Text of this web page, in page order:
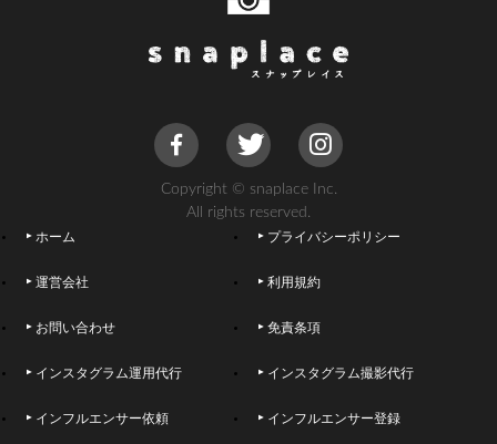
Copyright © snaplace Inc.
All rights reserved.
ホーム プライバシーポリシー
運営会社 利用規約
お問い合わせ 免責条項
インスタグラム運用代行 インスタグラム撮影代行
インフルエンサー依頼 インフルエンサー登録